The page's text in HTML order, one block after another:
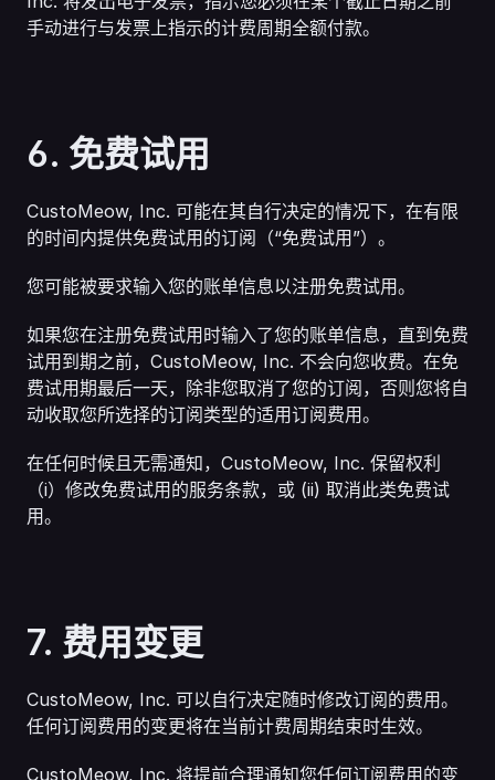
手动进行与发票上指示的计费周期全额付款。
6. 免费试用
CustoMeow, Inc. 可能在其自行决定的情况下，在有限
的时间内提供免费试用的订阅（“免费试用”）。
您可能被要求输入您的账单信息以注册免费试用。
如果您在注册免费试用时输入了您的账单信息，直到免费
试用到期之前，CustoMeow, Inc. 不会向您收费。在免
费试用期最后一天，除非您取消了您的订阅，否则您将自
动收取您所选择的订阅类型的适用订阅费用。
在任何时候且无需通知，CustoMeow, Inc. 保留权利
（i）修改免费试用的服务条款，或 (ii) 取消此类免费试
用。
7. 费用变更
CustoMeow, Inc. 可以自行决定随时修改订阅的费用。
任何订阅费用的变更将在当前计费周期结束时生效。
CustoMeow, Inc. 将提前合理通知您任何订阅费用的变